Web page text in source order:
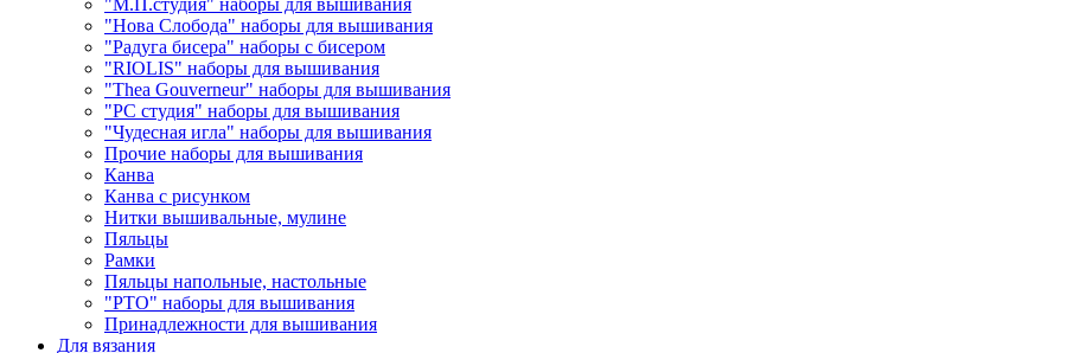
"Нова Слобода" наборы для вышивания
"Радуга бисера" наборы с бисером
"RIOLIS" наборы для вышивания
"Thea Gouverneur" наборы для вышивания
"РС студия" наборы для вышивания
"Чудесная игла" наборы для вышивания
Прочие наборы для вышивания
Канва
Канва с рисунком
Нитки вышивальные, мулине
Пяльцы
Рамки
Пяльцы напольные, настольные
"РТО" наборы для вышивания
Принадлежности для вышивания
Для вязания